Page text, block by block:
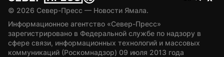
© 2026 Север-Пресс — Новости Ямала.
Информационное агентство «Север-Пресс»
зарегистрировано в Федеральной службе по надзору в
сфере связи, информационных технологий и массовых
коммуникаций (Роскомнадзор) 09 июля 2013 года